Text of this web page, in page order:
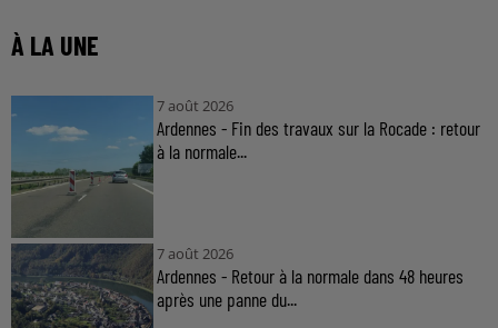
À LA UNE
7 août 2026
Ardennes - Fin des travaux sur la Rocade : retour
à la normale...
7 août 2026
Ardennes - Retour à la normale dans 48 heures
après une panne du...